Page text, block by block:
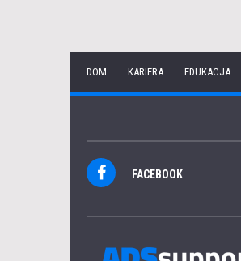
DOM KARIERA EDUKACJA
FACEBOOK